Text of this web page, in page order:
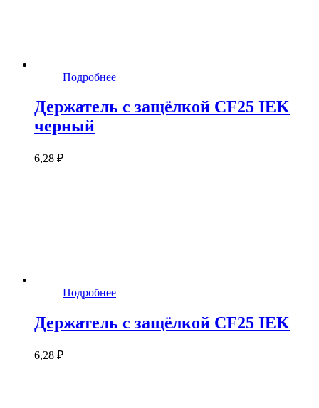
Подробнее
Держатель с защёлкой CF25 IEK
черный
6,28 ₽
Подробнее
Держатель с защёлкой CF25 IEK
6,28 ₽